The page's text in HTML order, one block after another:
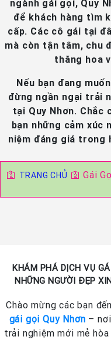
ngành gái gọi, Quy
để khách hàng tìm
cấp. Các cô gái tại
mà còn tận tâm, chu
thăng hoa
Nếu bạn đang
đừng ngần ngại trải
tại Quy Nhơn. Chắc
bạn những cảm xúc
niệm đáng giá trong
🛐 TRANG CHỦ 🛐Gái
KHÁM PHÁ DỊCH VỤ
NHỮNG NGƯỜI ĐẸP
Chào mừng các bạn
gái gọi Quy Nhơn –
trải nghiệm mới mẻ